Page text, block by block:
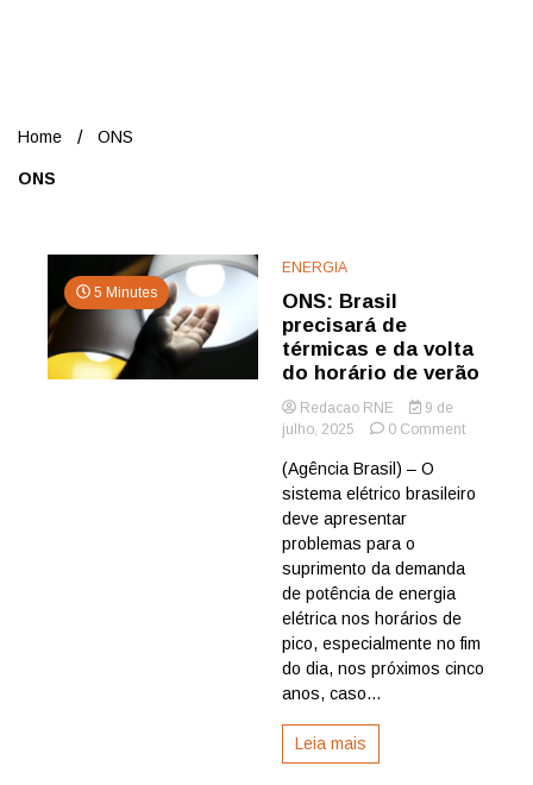
Home ONS
ONS
5 Minutes
ENERGIA
ONS: Brasil
precisará de
térmicas e da volta
do horário de verão
Redacao RNE
9 de
julho, 2025
0 Commenton
precisará
da
horário
de
(Agência Brasil) – O
sistema elétrico brasileiro
deve apresentar
problemas para o
suprimento da demanda
de potência de energia
elétrica nos horários de
pico, especialmente no fim
do dia, nos próximos cinco
anos, caso...
Leia mais